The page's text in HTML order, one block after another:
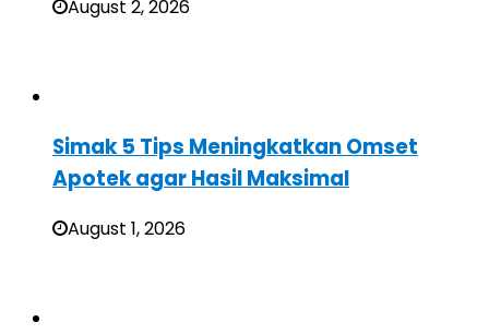
August 2, 2026
Simak 5 Tips Meningkatkan Omset
Apotek agar Hasil Maksimal
August 1, 2026